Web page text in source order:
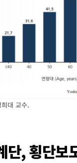
대 교수.
단,횡단보